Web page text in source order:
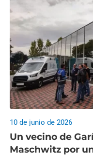
Un vecino de
Maschwitz por
10 de junio de 2026